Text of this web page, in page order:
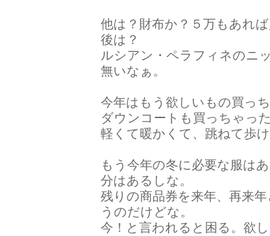
他は？財布か？５万もあれ
後は？
ルシアン・ペラフィネのニ
無いなぁ。
今年はもう欲しいもの買っ
ダウンコートも買っちゃっ
軽くて暖かくて、跳ねて歩
もう今年の冬に必要な服は
分はあるしな。
残りの商品券を来年、再来
うのだけどな。
今！と言われると困る。欲